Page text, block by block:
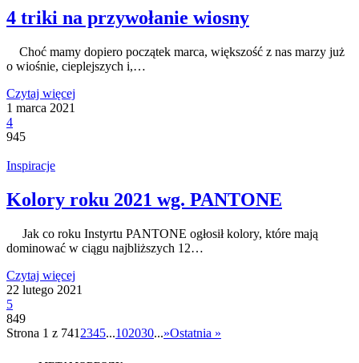
4 triki na przywołanie wiosny
Choć mamy dopiero początek marca, większość z nas marzy już
o wiośnie, cieplejszych i,…
Czytaj więcej
1 marca 2021
4
945
Inspiracje
Kolory roku 2021 wg. PANTONE
Jak co roku Instyrtu PANTONE ogłosił kolory, które mają
dominować w ciągu najbliższych 12…
Czytaj więcej
22 lutego 2021
5
849
Strona 1 z 741 2345...102030...»Ostatnia »